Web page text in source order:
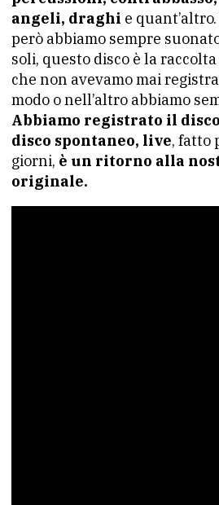
angeli, draghi e
però abbiamo sempre
soli, questo disco è la
che non avevamo mai
modo o nell’altro abbiamo
Abbiamo registrato il
disco spontaneo, live, fatto
giorni, è un ritorno alla
originale.